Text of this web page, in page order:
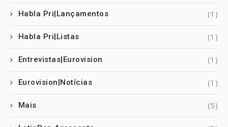
Habla Pri|Lançamentos (1)
Habla Pri|Listas (1)
Entrevistas|Eurovision (1)
Eurovision|Notícias (1)
Mais (5)